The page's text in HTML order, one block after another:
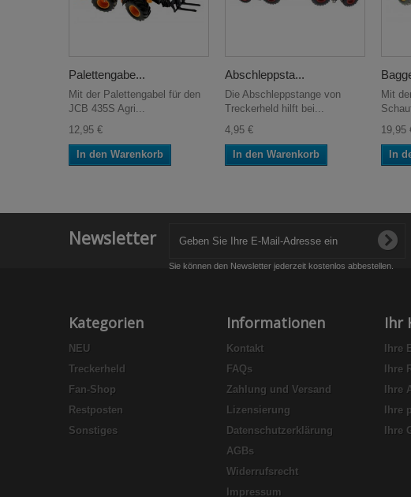
Palettengabe...
Mit der Palettengabel für den
JCB 435S Agri...
12,95 €
In den Warenkorb
Abschleppsta...
Die Abschleppstange von
Treckerheld hilft bei...
4,95 €
In den Warenkorb
Mit
19,95
In
Newsletter
Sie können den Newsletter jederzeit kostenlos abbestellen.
Kategorien
NEU
Treckerheld
Fan-Shop
Restposten
Sonstiges
Informationen
Kontakt
FAQs
Zahlung und Versand
Lizensierung
Datenschutzerklärung
AGBs
Widerrufsrecht
Impressum
Ihr
Ihre
Ihre
Ihre
Ihre
Ihre